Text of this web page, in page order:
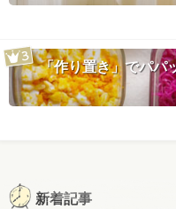
「作り置き」でパパ
新着記事